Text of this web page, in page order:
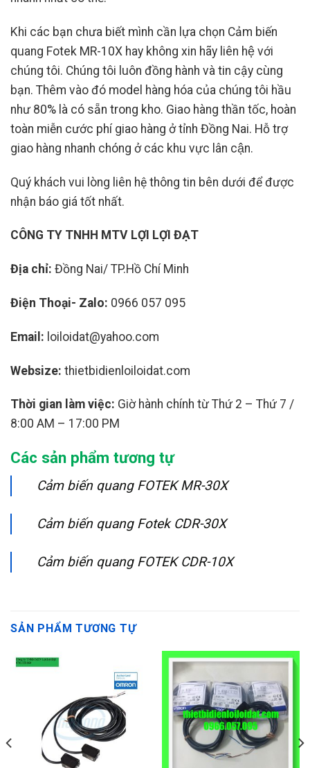
Khi các bạn chưa biết mình cần lựa chọn Cảm biến
quang Fotek MR-10X hay không xin hãy liên hệ với
chúng tôi. Chúng tôi luôn đồng hành và tin cậy cùng
bạn. Thêm vào đó model hàng hóa của chúng tôi hầu
như 80% là có sẵn trong kho. Giao hàng thần tốc, hoàn
toàn miễn cước phí giao hàng ở tỉnh Đồng Nai. Hỗ trợ
giao hàng nhanh chóng ở các khu vực lân cận.
Quý khách vui lòng liên hệ thông tin bên dưới để được
nhận báo giá tốt nhất.
CÔNG TY TNHH MTV LỢI LỢI ĐẠT
Địa chỉ: Đồng Nai/ TP.Hồ Chí Minh
Điện Thoại- Zalo: 0966 057 095
Email: loiloidat@yahoo.com
Websize: thietbidienloiloidat.com
Thời gian làm việc: Giờ hành chính từ Thứ 2 – Thứ 7 /
8:00 AM – 17:00 PM
Các sản phẩm tương tự
Cảm biến quang FOTEK MR-30X
Cảm biến quang Fotek CDR-30X
Cảm biến quang FOTEK CDR-10X
SẢN PHẨM TƯƠNG TỰ